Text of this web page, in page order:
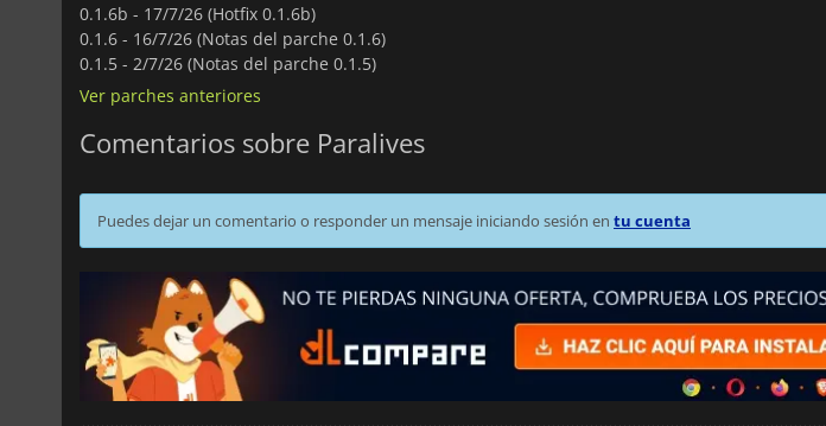
0.1.6b - 17/7/26 (Hotfix 0.1.6b)
0.1.6 - 16/7/26 (Notas del parche 0.1.6)
0.1.5 - 2/7/26 (Notas del parche 0.1.5)
Ver parches anteriores
Comentarios sobre Paralives
Puedes dejar un comentario o responder un mensaje iniciando sesión en tu cuenta